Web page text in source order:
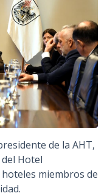
de la AHT,
Hotel
miembros de